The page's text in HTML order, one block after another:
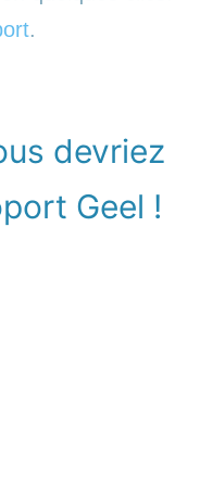
.
devriez
Geel !